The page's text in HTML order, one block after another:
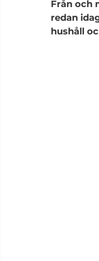
Från och
redan
hushåll